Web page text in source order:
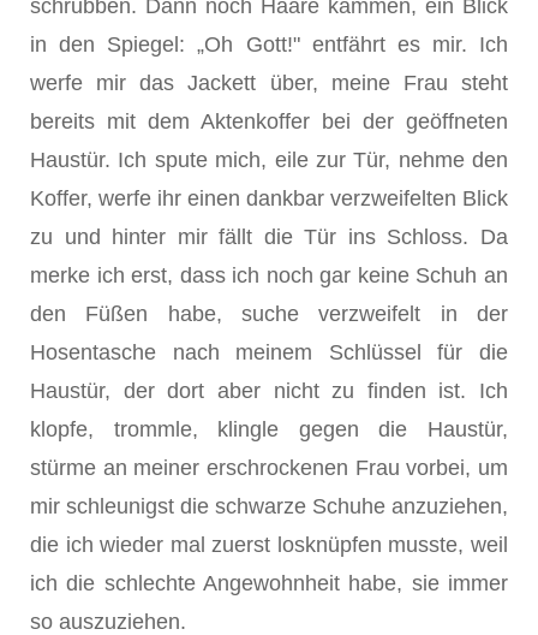
schrubben. Dann noch Haare kämmen, ein Blick
in den Spiegel: „Oh Gott!" entfährt es mir. Ich
werfe mir das Jackett über, meine Frau steht
bereits mit dem Aktenkoffer bei der geöffneten
Haustür. Ich spute mich, eile zur Tür, nehme den
Koffer, werfe ihr einen dankbar verzweifelten Blick
zu und hinter mir fällt die Tür ins Schloss. Da
merke ich erst, dass ich noch gar keine Schuh an
den Füßen habe, suche verzweifelt in der
Hosentasche nach meinem Schlüssel für die
Haustür, der dort aber nicht zu finden ist. Ich
klopfe, trommle, klingle gegen die Haustür,
stürme an meiner erschrockenen Frau vorbei, um
mir schleunigst die schwarze Schuhe anzuziehen,
die ich wieder mal zuerst losknüpfen musste, weil
ich die schlechte Angewohnheit habe, sie immer
so auszuziehen.